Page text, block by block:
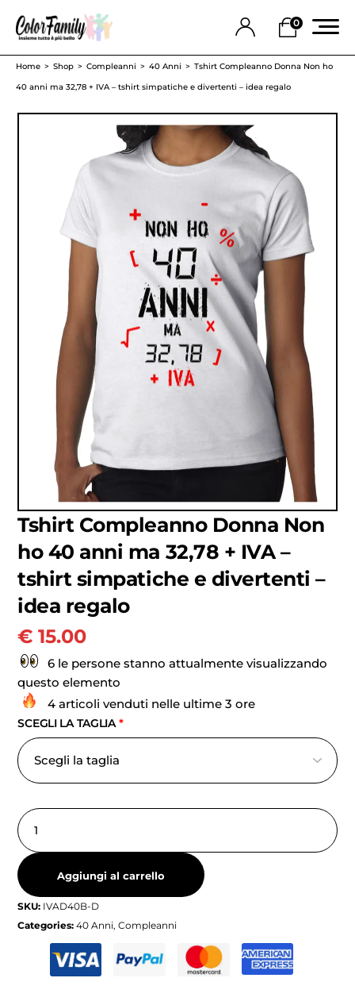
0
Home Shop Compleanni 40 Anni
Tshirt Compleanno Donna Non ho
40 anni ma 32,78 + IVA – tshirt simpatiche e divertenti – idea regalo
Tshirt Compleanno Donna Non
ho 40 anni ma 32,78 + IVA –
tshirt simpatiche e divertenti –
idea regalo
€ 15.00
6 le persone stanno attualmente visualizzando
questo elemento
4 articoli venduti nelle ultime 3 ore
SCEGLI LA TAGLIA*
Aggiungi al carrello
SKU: IVAD40B-D
Categories:40 Anni,Compleanni